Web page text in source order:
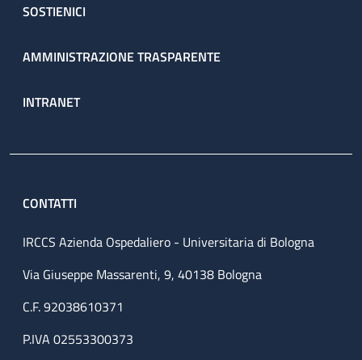
SOSTIENICI
AMMINISTRAZIONE TRASPARENTE
INTRANET
CONTATTI
IRCCS Azienda Ospedaliero - Universitaria di Bologna
Via Giuseppe Massarenti, 9, 40138 Bologna
C.F. 92038610371
P.IVA 02553300373